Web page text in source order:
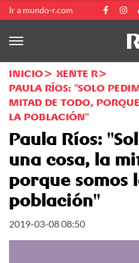
Ir a mundo-r.com
INICIO
XENTE R
PAULA RÍOS: "SOLO
MITAD DE TODO,
LA POBLACIÓN"
Paula Ríos:
una cosa, la
porque somos
población"
2019-03-08 08:50